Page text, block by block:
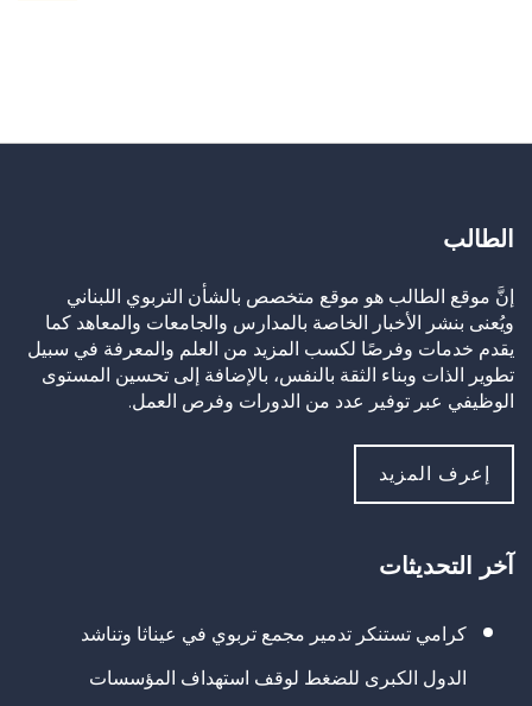
الطالب
إنَّ موقع الطالب هو موقع متخصص بالشأن التربوي اللبناني
ويُعنى بنشر الأخبار الخاصة بالمدارس والجامعات والمعاهد كما
يقدم خدمات وفرصًا لكسب المزيد من العلم والمعرفة في سبيل
تطوير الذات وبناء الثقة بالنفس، بالإضافة إلى تحسين المستوى
الوظيفي عبر توفير عدد من الدورات وفرص العمل.
إعرف المزيد
آخر التحديثات
كرامي تستنكر تدمير مجمع تربوي في عيناثا وتناشد
الدول الكبرى للضغط لوقف استهداف المؤسسات